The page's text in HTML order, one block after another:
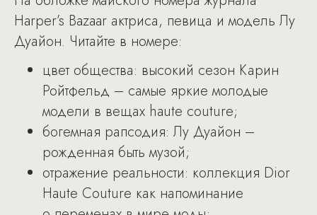
Harper’s Bazaar актриса, певица и модель Лу
Дуайон. Читайте в номере:
цвет общества: высокий сезон Карин
Ройтфельд – самые яркие молодые
модели в вещах haute couture;
богемная рапсодия: Лу Дуайон –
рожденная быть музой;
отражение реальности: коллекция Dior
Haute Couture как напоминание